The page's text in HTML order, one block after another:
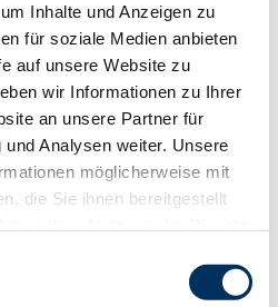
Inhalte und Anzeigen zu
für soziale Medien anbieten
auf unsere Website zu
wir Informationen zu Ihrer
an unsere Partner für
Analysen weiter. Unsere
möglicherweise mit
die Sie ihnen bereitgestellt
Webseite weiterhin nutzen.
bei uns an.
nächste Nutzviehauktion